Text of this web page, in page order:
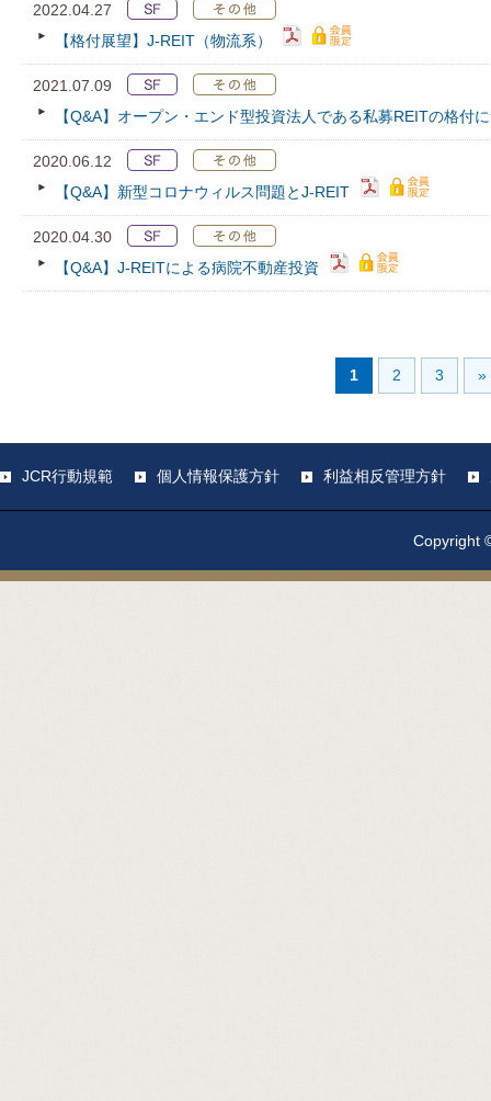
2022.04.27
【格付展望】J-REIT（物流系）
2021.07.09
【Q&A】オープン・エンド型投資法人である私募REITの格付
2020.06.12
【Q&A】新型コロナウィルス問題とJ-REIT
2020.04.30
【Q&A】J-REITによる病院不動産投資
1 2 3 »
JCR行動規範 個人情報保護方針 利益相反管理方針
Copyright